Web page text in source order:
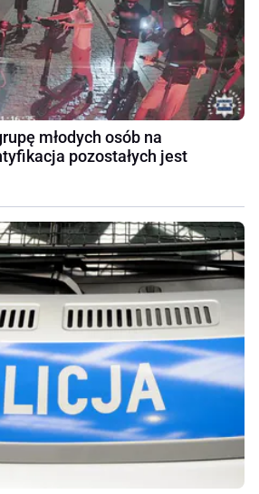
młodych osób na
pozostałych jest